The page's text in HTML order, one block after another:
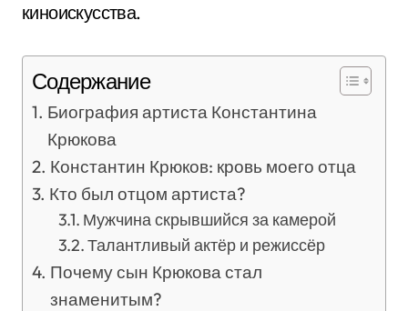
киноискусства.
Содержание
Биография артиста Константина
Крюкова
Константин Крюков: кровь моего отца
Кто был отцом артиста?
Мужчина скрывшийся за камерой
Талантливый актёр и режиссёр
Почему сын Крюкова стал
знаменитым?